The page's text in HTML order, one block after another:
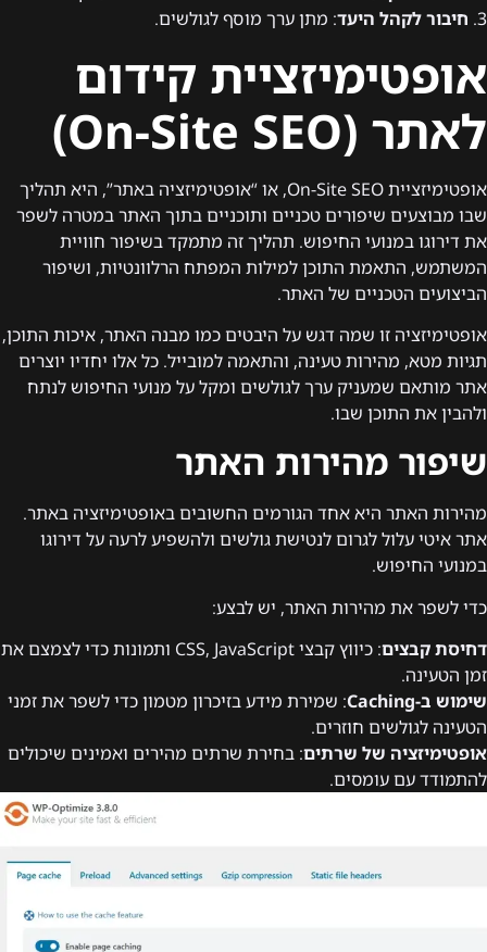
3. חיבור לקהל היעד: מתן ערך מוסף לגולשים.
אופטימיזציית קידום
לאתר (On-Site SEO)
אופטימיזציית On-Site SEO, או “אופטימיזציה באתר”, היא תהליך
שבו מבוצעים שיפורים טכניים ותוכניים בתוך האתר במטרה לשפר
את דירוגו במנועי החיפוש. תהליך זה מתמקד בשיפור חוויית
המשתמש, התאמת התוכן למילות המפתח הרלוונטיות, ושיפור
הביצועים הטכניים של האתר.
אופטימיזציה זו שמה דגש על היבטים כמו מבנה האתר, איכות התוכן,
תגיות מטא, מהירות טעינה, והתאמה למובייל. כל אלו יחדיו יוצרים
אתר מותאם שמעניק ערך לגולשים ומקל על מנועי החיפוש לנתח
ולהבין את התוכן שבו.
שיפור מהירות האתר
מהירות האתר היא אחד הגורמים החשובים באופטימיזציה באתר.
אתר איטי עלול לגרום לנטישת גולשים ולהשפיע לרעה על דירוגו
במנועי החיפוש.
כדי לשפר את מהירות האתר, יש לבצע:
דחיסת קבצים
: כיווץ קבצי CSS, JavaScript ותמונות כדי לצמצם את
זמן הטעינה.
שימוש ב-Caching
: שמירת מידע בזיכרון מטמון כדי לשפר את זמני
הטעינה לגולשים חוזרים.
אופטימיזציה של שרתים: בחירת שרתים מהירים ואמינים שיכולים
להתמודד עם עומסים.